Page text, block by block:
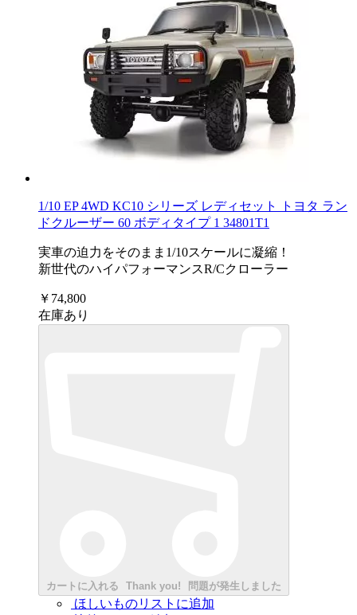
1/10 EP 4WD KC10 シリーズ レディセット トヨタ ラン
ドクルーザー 60 ボディタイプ 1 34801T1
実車の迫力をそのまま1/10スケールに凝縮！
新世代のハイパフォーマンスR/Cクローラー
￥74,800
在庫あり
カートに入れる Thank you! 問題が発生しました
ほしいものリストに追加